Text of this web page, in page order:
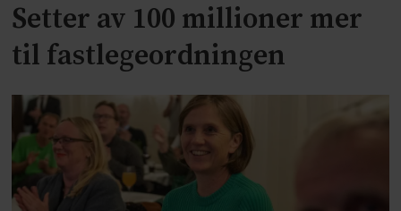
Setter av 100 millioner mer
til fastlegeordningen